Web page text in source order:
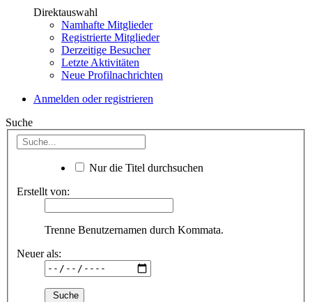
Direktauswahl
Namhafte Mitglieder
Registrierte Mitglieder
Derzeitige Besucher
Letzte Aktivitäten
Neue Profilnachrichten
Anmelden oder registrieren
Suche
Nur die Titel durchsuchen
Erstellt von:
Trenne Benutzernamen durch Kommata.
Neuer als: